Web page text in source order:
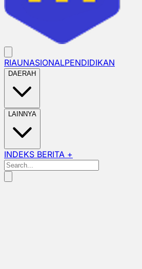
RIAUNASIONALPENDIDIKAN
DAERAH
LAINNYA
INDEKS BERITA +